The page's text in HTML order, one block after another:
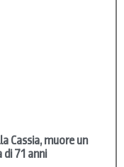
Cassia, muore un
71 anni